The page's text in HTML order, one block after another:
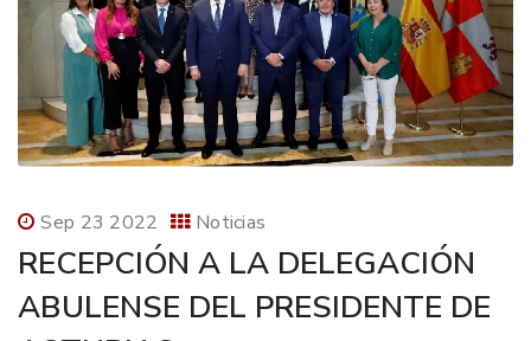
Sep 23 2022 Noticias
RECEPCIÓN A LA DELEGACIÓN
ABULENSE DEL PRESIDENTE DE